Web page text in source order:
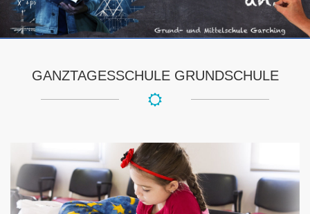
GANZTAGESSCHULE GRUNDSCHULE